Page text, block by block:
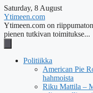
Saturday, 8 August
Ytimeen.com
Ytimeen.com on
pienen tutkivan toimitukse...
Politiikka
American Pie
hahmoista
Riku Mattila –